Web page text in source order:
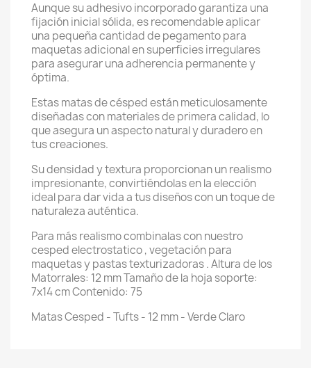
Aunque su adhesivo incorporado garantiza una
fijación inicial sólida, es recomendable aplicar
una pequeña cantidad de pegamento para
maquetas adicional en superficies irregulares
para asegurar una adherencia permanente y
óptima.
Estas matas de césped están meticulosamente
diseñadas con materiales de primera calidad, lo
que asegura un aspecto natural y duradero en
tus creaciones.
Su densidad y textura proporcionan un realismo
impresionante, convirtiéndolas en la elección
ideal para dar vida a tus diseños con un toque de
naturaleza auténtica.
Para más realismo combinalas con nuestro
cesped electrostatico , vegetación para
maquetas y pastas texturizadoras . Altura de los
Matorrales: 12 mm Tamaño de la hoja soporte:
7x14 cm Contenido: 75
Matas Cesped - Tufts - 12 mm - Verde Claro